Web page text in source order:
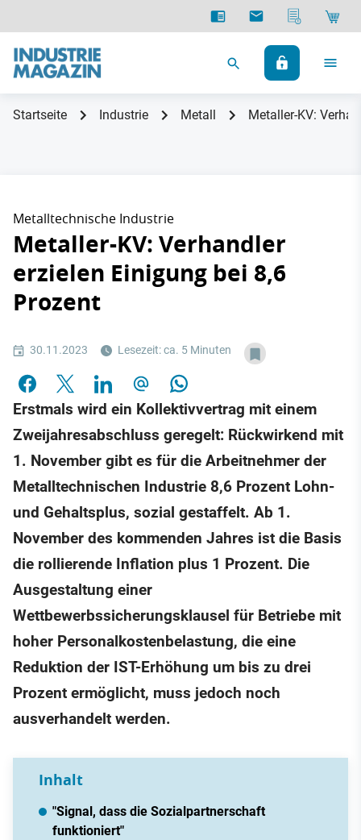
Startseite Industrie Metall Metaller-KV:
Metalltechnische Industrie
Metaller-KV: Verhandler
erzielen Einigung bei 8,6
Prozent
30.11.2023 Lesezeit: ca. 5 Minuten
Erstmals wird ein Kollektivvertrag mit einem
Zweijahresabschluss geregelt: Rückwirkend mit
1. November gibt es für die Arbeitnehmer der
Metalltechnischen Industrie 8,6 Prozent Lohn-
und Gehaltsplus, sozial gestaffelt. Ab 1.
November des kommenden Jahres ist die Basis
die rollierende Inflation plus 1 Prozent. Die
Ausgestaltung einer
Wettbewerbssicherungsklausel für Betriebe mit
hoher Personalkostenbelastung, die eine
Reduktion der IST-Erhöhung um bis zu drei
Prozent ermöglicht, muss jedoch noch
ausverhandelt werden.
Inhalt
"Signal, dass die Sozialpartnerschaft
funktioniert"